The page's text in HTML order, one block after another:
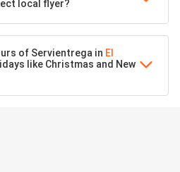
local flyer?
of Servientrega in El
like Christmas and New